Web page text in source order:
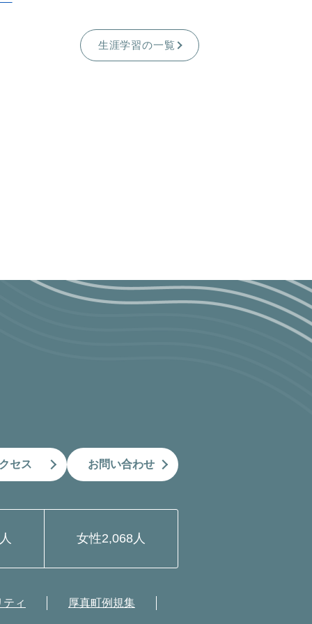
生涯学習の一覧
セス お問い合わせ
女性2,068人
ィ 厚真町例規集